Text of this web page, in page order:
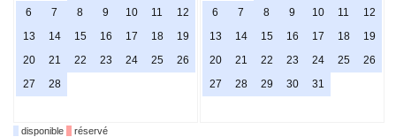
6
7 8 9 10 11
12
13
14 15 16 17 18
19
20
21 22 23 24 25
26
27
28
6
7 8 9 10 11
12
13
14 15 16 17 18
19
20
21 22 23 24 25
26
27
28 29 30 31
disponible réservé